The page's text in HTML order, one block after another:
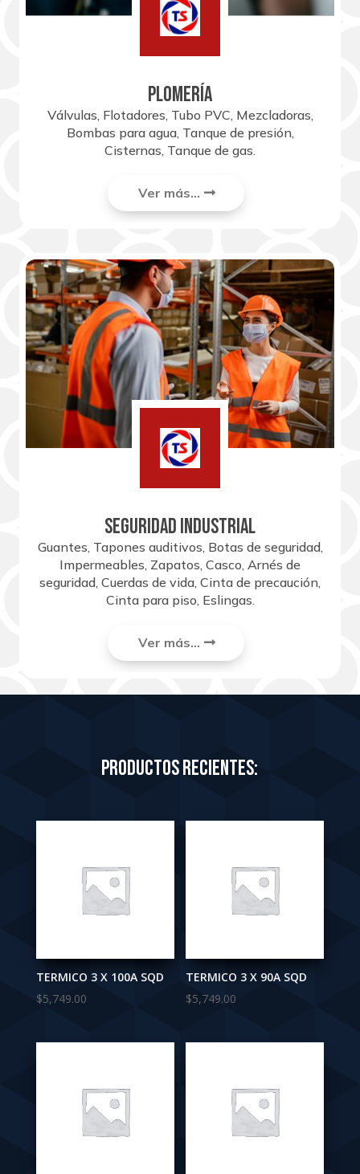
PLOMERÍA
Válvulas, Flotadores, Tubo PVC, Mezcladoras,
Bombas para agua, Tanque de presión,
Cisternas, Tanque de gas.
Ver más...
SEGURIDAD INDUSTRIAL
Guantes, Tapones auditivos, Botas de seguridad,
Impermeables, Zapatos, Casco, Arnés de
seguridad, Cuerdas de vida, Cinta de precaución,
Cinta para piso, Eslingas.
Ver más...
PRODUCTOS RECIENTES:
TERMICO 3 X 100A SQD
$5,749.00
TERMICO 3 X 90A SQD
$5,749.00